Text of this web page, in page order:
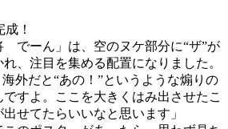
！
ーん」は、空のヌケ部分に“ザ”が
、注目を集める配置になりました。
外だと“あの！”というような煽りの
すよ。ここを大きくはみ出させたこ
せてたらいいなと思います」